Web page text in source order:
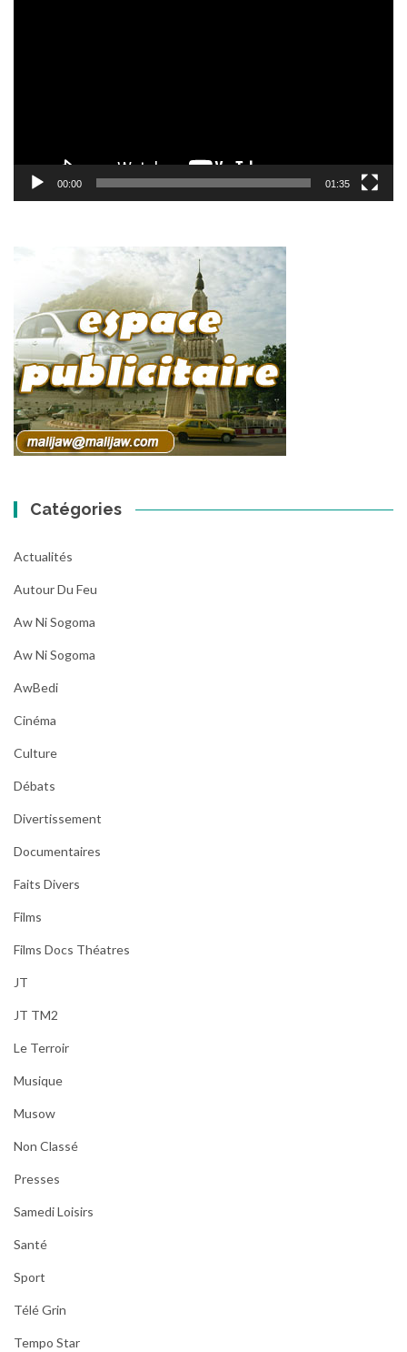
00:00 01:35
Catégories
Actualités
Autour Du Feu
Aw Ni Sogoma
Aw Ni Sogoma
AwBedi
Cinéma
Culture
Débats
Divertissement
Documentaires
Faits Divers
Films
Films Docs Théatres
JT
JT TM2
Le Terroir
Musique
Musow
Non Classé
Presses
Samedi Loisirs
Santé
Sport
Télé Grin
Tempo Star